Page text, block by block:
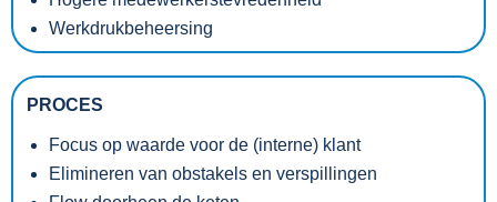
Werkdrukbeheersing
PROCES
Focus op waarde voor de (interne) klant
Elimineren van obstakels en verspillingen